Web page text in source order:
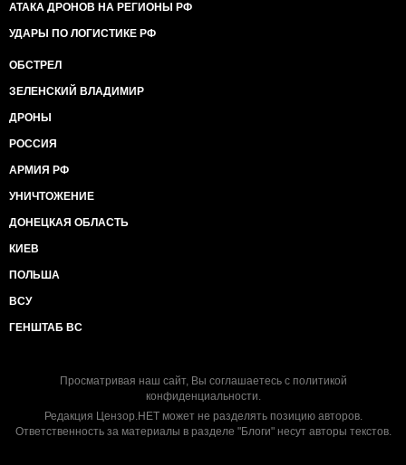
АТАКА ДРОНОВ НА РЕГИОНЫ РФ
УДАРЫ ПО ЛОГИСТИКЕ РФ
ОБСТРЕЛ
ЗЕЛЕНСКИЙ ВЛАДИМИР
ДРОНЫ
РОССИЯ
АРМИЯ РФ
УНИЧТОЖЕНИЕ
ДОНЕЦКАЯ ОБЛАСТЬ
КИЕВ
ПОЛЬША
ВСУ
ГЕНШТАБ ВС
Просматривая наш сайт, Вы соглашаетесь с политикой
конфиденциальности.
Редакция Цензор.НЕТ может не разделять позицию авторов.
Ответственность за материалы в разделе "Блоги" несут авторы текстов.